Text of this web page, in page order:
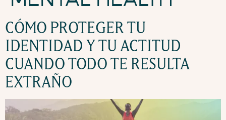
CÓMO PROTEGER TU
IDENTIDAD Y TU ACTITUD
CUANDO TODO TE RESULTA
EXTRAÑO